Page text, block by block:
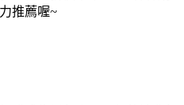
推薦喔~